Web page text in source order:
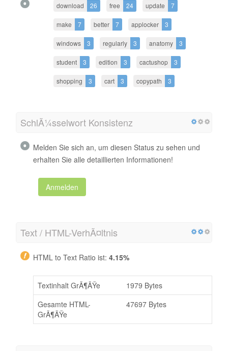
download 26 free 24 update 7
make 7 better 7 applocker 3
windows 3 regularly 3 anatomy 3
student 3 edition 3 cactushop 3
shopping 3 cart 3 copypath 3
SchlÃ¼sselwort Konsistenz
Melden Sie sich an, um diesen Status zu sehen und
erhalten Sie alle detaillierten Informationen!
Anmelden
Text / HTML-VerhÃ¤ltnis
HTML to Text Ratio ist: 4.15%
Textinhalt GrÃ¶ÃŸe
1979 Bytes
Gesamte HTML-
GrÃ¶ÃŸe
47697 Bytes